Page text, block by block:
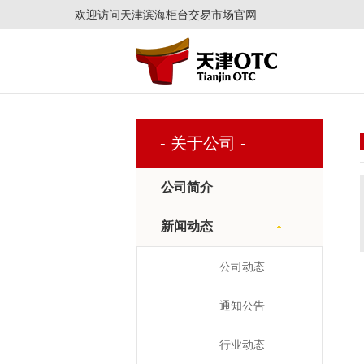
欢迎访问天津滨海柜台交易市场官网
- 关于公司 -
公司简介
新闻动态
公司动态
通知公告
行业动态